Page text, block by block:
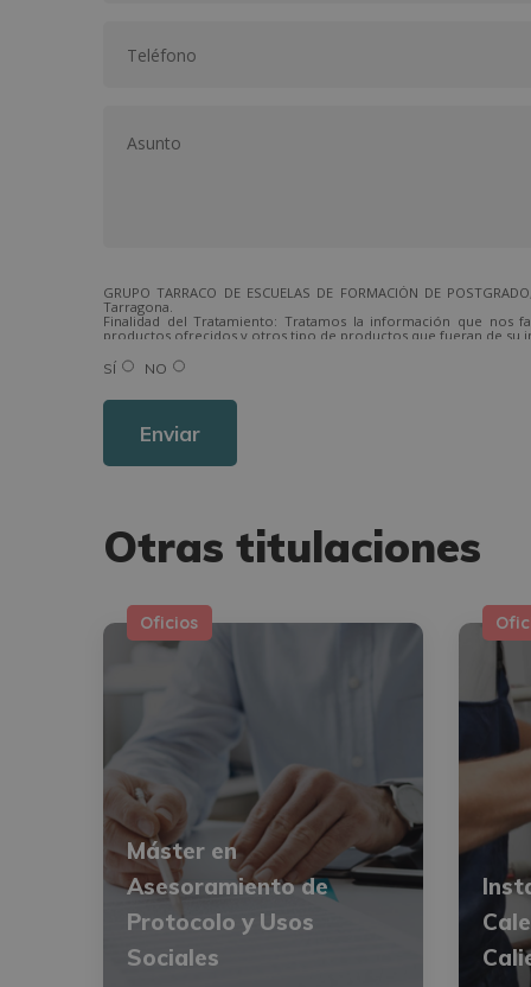
GRUPO TARRACO DE ESCUELAS DE FORMACIÓN DE
Tarragona.
Finalidad del Tratamiento: Tratamos la información que
productos ofrecidos y otros tipo de productos que fueran de su
Derechos: Puede ejercitar sus derechos identificándose
Para más información consulte nuestra Política de Privacidad.
SÍ NO
Otras titulaciones
Oficios
Máster en
Asesoramiento de
Protocolo y Usos
Sociales